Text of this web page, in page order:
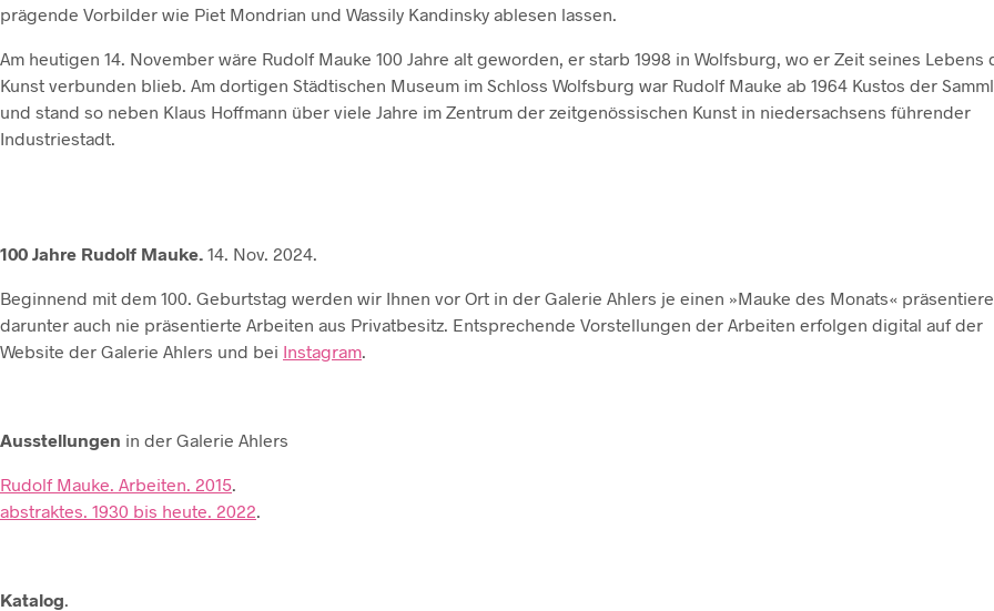
prägende Vorbilder wie Piet Mondrian und Wassily Kandinsky ablesen lassen.
Am heutigen 14. November wäre Rudolf Mauke 100 Jahre alt geworden, er starb 1998 in Wolfsburg, wo er Zeit seines Lebens
Kunst verbunden blieb. Am dortigen Städtischen Museum im Schloss Wolfsburg war Rudolf Mauke ab 1964 Kustos der
und stand so neben Klaus Hoffmann über viele Jahre im Zentrum der zeitgenössischen Kunst in niedersachsens führender
Industriestadt.
100 Jahre Rudolf Mauke. 14. Nov. 2024.
Beginnend mit dem 100. Geburtstag werden wir Ihnen vor Ort in der Galerie Ahlers je einen »Mauke des Monats«
darunter auch nie präsentierte Arbeiten aus Privatbesitz. Entsprechende Vorstellungen der Arbeiten erfolgen digital auf der
Website der Galerie Ahlers und bei Instagram.
Ausstellungen in der Galerie Ahlers
Rudolf Mauke. Arbeiten. 2015.
abstraktes. 1930 bis heute. 2022.
Katalog.